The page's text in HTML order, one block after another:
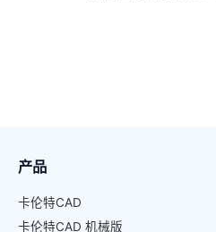
产品
卡伦特CAD
卡伦特CAD 机械版